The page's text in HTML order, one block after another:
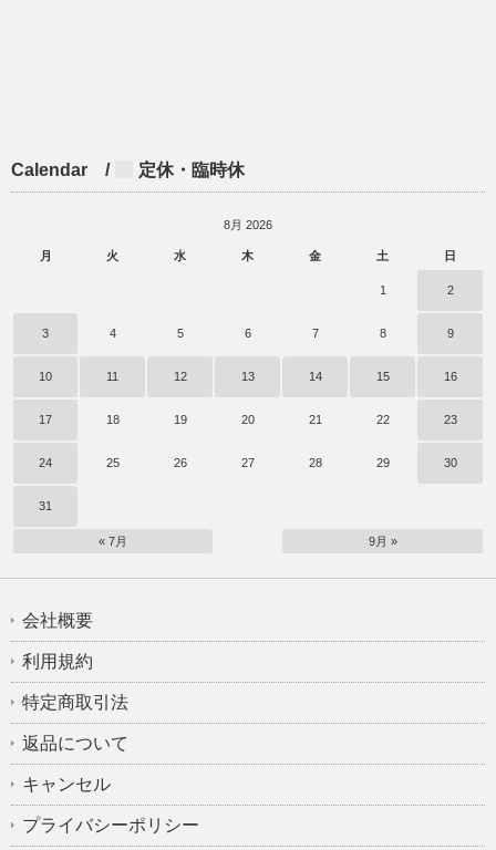
Calendar / 定休・臨時休
8月 2026
月 火 水 木 金 土 日
1 2
3 4 5 6 7 8 9
10 11 12 13 14 15 16
17 18 19 20 21 22 23
24 25 26 27 28 29 30
31
« 7月 9月 »
会社概要
利用規約
特定商取引法
返品について
キャンセル
プライバシーポリシー